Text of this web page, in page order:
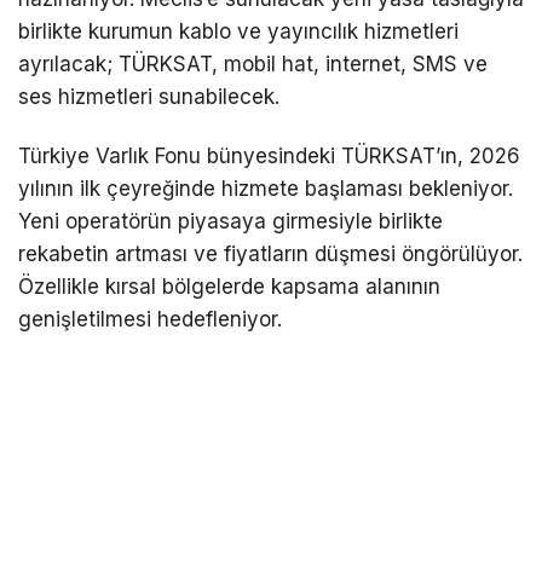
birlikte kurumun kablo ve yayıncılık hizmetleri
ayrılacak; TÜRKSAT, mobil hat, internet, SMS ve
ses hizmetleri sunabilecek.
Türkiye Varlık Fonu bünyesindeki TÜRKSAT’ın, 2026
yılının ilk çeyreğinde hizmete başlaması bekleniyor.
Yeni operatörün piyasaya girmesiyle birlikte
rekabetin artması ve fiyatların düşmesi öngörülüyor.
Özellikle kırsal bölgelerde kapsama alanının
genişletilmesi hedefleniyor.